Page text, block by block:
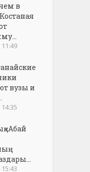
в
11:49
вузы и
«Абай